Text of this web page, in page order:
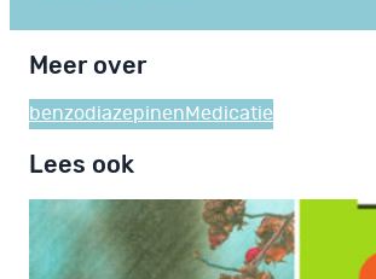
Meer over
benzodiazepinen Medicatie
Lees ook